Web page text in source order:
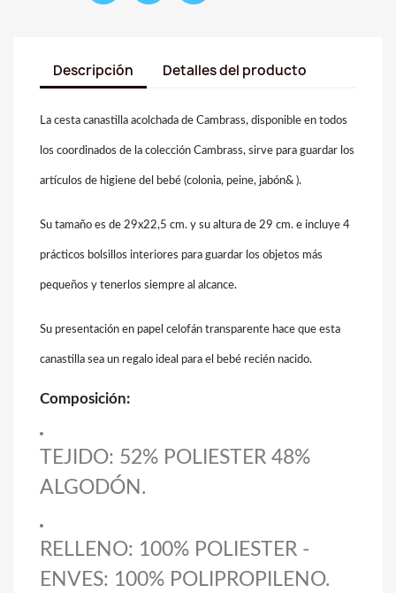
Descripción Detalles del producto
La cesta canastilla acolchada de Cambrass, disponible en todos
los coordinados de la colección Cambrass, sirve para guardar los
artículos de higiene del bebé (colonia, peine, jabón& ).
Su tamaño es de 29x22,5 cm. y su altura de 29 cm. e incluye 4
prácticos bolsillos interiores para guardar los objetos más
pequeños y tenerlos siempre al alcance.
Su presentación en papel celofán transparente hace que esta
canastilla sea un regalo ideal para el bebé recién nacido.
Composición:
TEJIDO: 52% POLIESTER 48%
ALGODÓN.
RELLENO: 100% POLIESTER -
ENVES: 100% POLIPROPILENO.